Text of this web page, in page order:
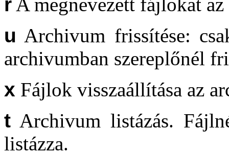
u Archivum frissítése:
archivumban szereplőnél
x Fájlok visszaállítása az
t Archivum listázás.
listázza.